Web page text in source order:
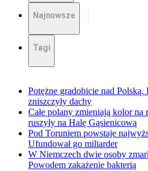
Najnowsze
Tagi
Potężne gradobicie nad
zniszczyły dachy
Całe polany zmieniają kolor
ruszyły na Halę Gąsienicową
Pod Toruniem powstaje
Ufundował go miliarder
W Niemczech dwie osoby
Powodem zakażenie bakterią